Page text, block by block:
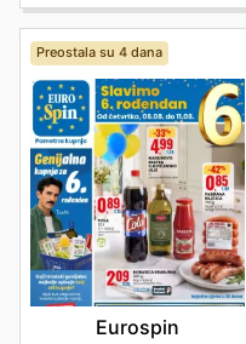
Preostala su 4 dana
Eurospin